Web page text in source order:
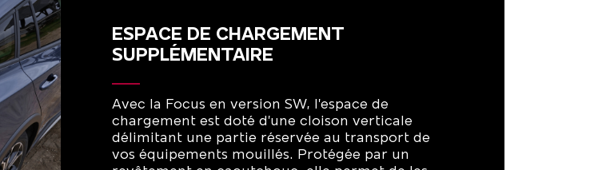
ESPACE DE CHARGEMENT
SUPPLÉMENTAIRE
Avec la Focus en version SW, l’espace de
chargement est doté d’une cloison verticale
délimitant une partie réservée au transport de
vos équipements mouillés. Protégée par un